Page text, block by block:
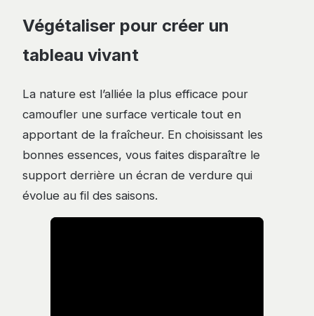
Végétaliser pour créer un
tableau vivant
La nature est l’alliée la plus efficace pour
camoufler une surface verticale tout en
apportant de la fraîcheur. En choisissant les
bonnes essences, vous faites disparaître le
support derrière un écran de verdure qui
évolue au fil des saisons.